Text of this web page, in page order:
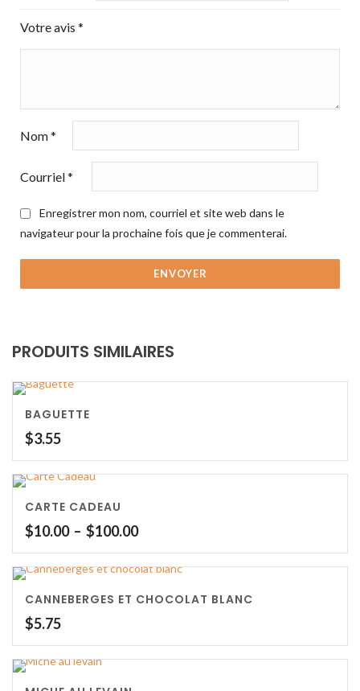
Votre avis *
Nom*
Courriel*
Enregistrer mon nom, courriel et site web dans le
navigateur pour la prochaine fois que je commenterai.
PRODUITS SIMILAIRES
BAGUETTE
$3.55
CARTE CADEAU
$10.00 – $100.00Plage
de
prix :
à
CANNEBERGES ET CHOCOLAT BLANC
$5.75